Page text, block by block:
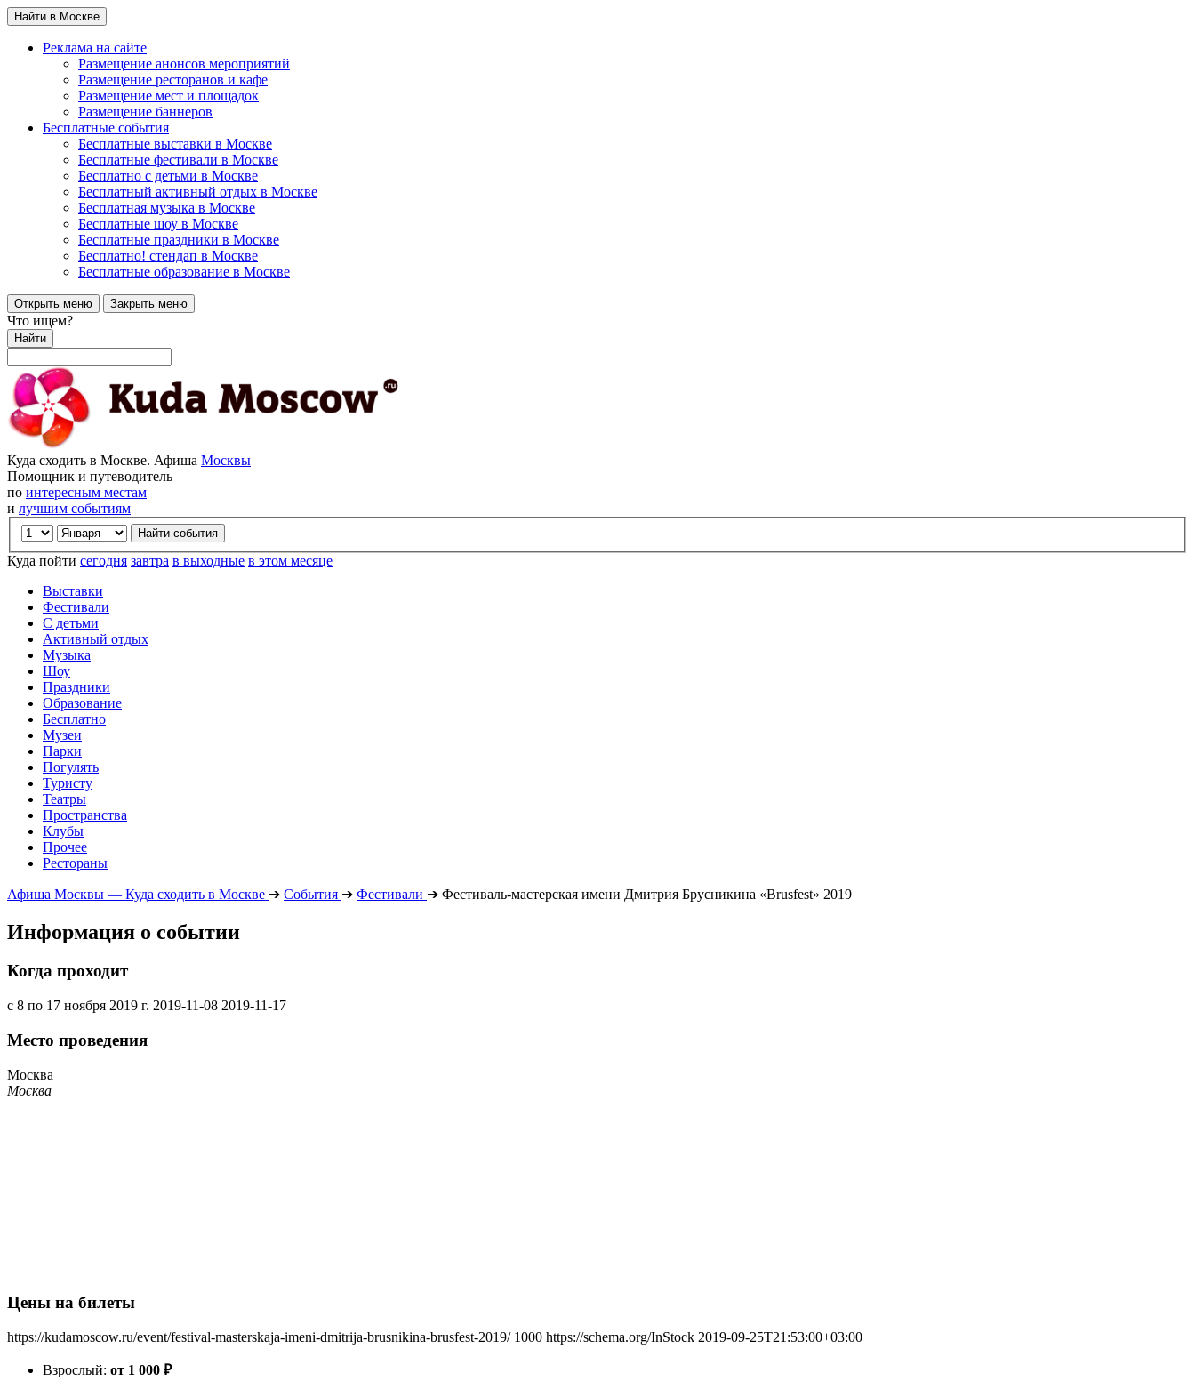
Найти в Москве
Реклама на сайте
Размещение анонсов мероприятий
Размещение ресторанов и кафе
Размещение мест и площадок
Размещение баннеров
Бесплатные события
Бесплатные выставки в Москве
Бесплатные фестивали в Москве
Бесплатно с детьми в Москве
Бесплатный активный отдых в Москве
Бесплатная музыка в Москве
Бесплатные шоу в Москве
Бесплатные праздники в Москве
Бесплатно! стендап в Москве
Бесплатные образование в Москве
Открыть меню Закрыть меню
Что ищем?
Найти
Куда сходить в Москве. Афиша Москвы
Помощник и путеводитель
по интересным местам
и лучшим событиям
Куда пойти сегодня завтра в выходные в этом месяце
Выставки
Фестивали
С детьми
Активный отдых
Музыка
Шоу
Праздники
Образование
Бесплатно
Музеи
Парки
Погулять
Туристу
Театры
Пространства
Клубы
Прочее
Рестораны
Афиша Москвы — Куда сходить в Москве ➔ События ➔ Фестивали ➔ Фестиваль-мастерская имени Дмитрия Брусникина «Brusfest» 2019
Информация о событии
Когда проходит
с 8 по 17 ноября 2019 г. 2019-11-08 2019-11-17
Место проведения
Москва
Москва
Цены на билеты
https://kudamoscow.ru/event/festival-masterskaja-imeni-dmitrija-brusnikina-brusfest-2019/ 1000 https://schema.org/InStock 2019-09-25T21:53:00+03:00
Взрослый: от 1 000 ₽